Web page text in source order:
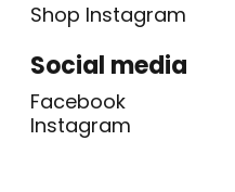
Shop Instagram
Social media
Facebook
Instagram